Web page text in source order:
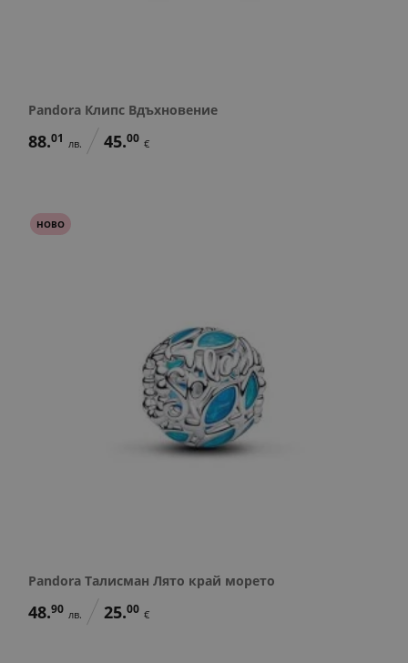
Pandora Клипс Вдъхновение
88.01 лв. 45.00 €
НОВО
Pandora Талисман Лято край морето
48.90 лв. 25.00 €